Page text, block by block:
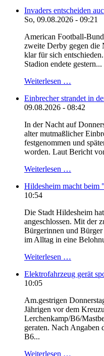
Invaders entscheiden
So, 09.08.2026 - 09:21
American Football-
zweite Derby gegen die
klar für sich
Stadion endete gestern...
Weiterlesen …
Einbrecher strandet in
09.08.2026 - 08:42
In der Nacht auf
alter mutmaßlicher
festgenommen und
worden. Laut Bericht
Weiterlesen …
Hildesheim macht
10:54
Die Stadt Hildesheim
angeschlossen. Mit der
Bürgerinnen und
im Alltag in eine
Weiterlesen …
Elektrofahrzeug gerät
10:05
Am.gestrigen
Jährigen vor dem
Lerchenkamp/B6/
geraten. Nach Angaben
B6...
Weiterlesen …